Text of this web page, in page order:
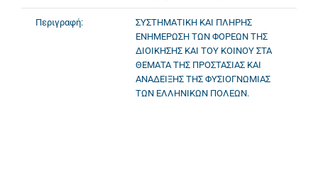
Περιγραφή:
ΣΥΣΤΗΜΑΤΙΚΗ ΚΑΙ ΠΛΗΡΗΣ
ΕΝΗΜΕΡΩΣΗ ΤΩΝ ΦΟΡΕΩΝ ΤΗΣ
ΔΙΟΙΚΗΣΗΣ ΚΑΙ ΤΟΥ ΚΟΙΝΟΥ ΣΤΑ
ΘΕΜΑΤΑ ΤΗΣ ΠΡΟΣΤΑΣΙΑΣ ΚΑΙ
ΑΝΑΔΕΙΞΗΣ ΤΗΣ ΦΥΣΙΟΓΝΩΜΙΑΣ
ΤΩΝ ΕΛΛΗΝΙΚΩΝ ΠΟΛΕΩΝ.